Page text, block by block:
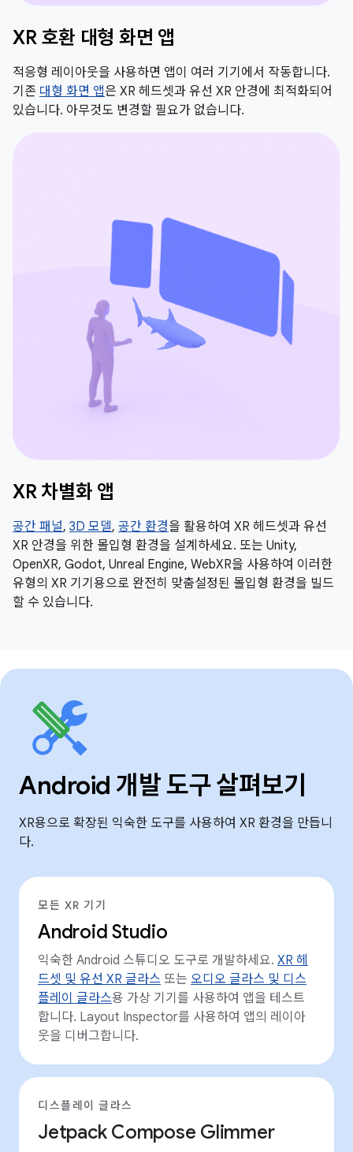
XR 호환 대형 화면 앱
적응형 레이아웃을 사용하면 앱이 여러 기기에서 작동합니다.
기존 대형 화면 앱은 XR 헤드셋과 유선 XR 안경에 최적화되어
있습니다. 아무것도 변경할 필요가 없습니다.
XR 차별화 앱
공간 패널, 3D 모델, 공간 환경을 활용하여 XR 헤드셋과 유선
XR 안경을 위한 몰입형 환경을 설계하세요. 또는 Unity,
OpenXR, Godot, Unreal Engine, WebXR을 사용하여 이러한
유형의 XR 기기용으로 완전히 맞춤설정된 몰입형 환경을 빌드
할 수 있습니다.
Android 개발 도구 살펴보기
XR용으로 확장된 익숙한 도구를 사용하여 XR 환경을 만듭니
다.
모든 XR 기기
Android Studio
익숙한 Android 스튜디오 도구로 개발하세요. XR 헤
드셋 및 유선 XR 글라스 또는 오디오 글라스 및 디스
플레이 글라스용 가상 기기를 사용하여 앱을 테스트
합니다. Layout Inspector를 사용하여 앱의 레이아
웃을 디버그합니다.
디스플레이 글라스
Jetpack Compose Glimmer